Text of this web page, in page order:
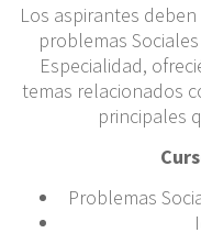
Los aspirantes
problemas
Especialidad,
temas relacionados
principales
Problemas